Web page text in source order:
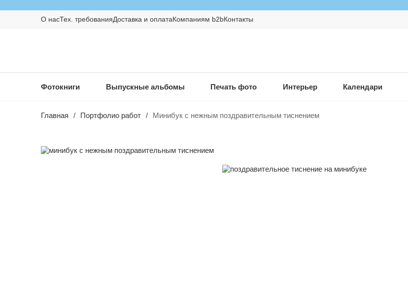
О насТех. требованияДоставка и оплатаКомпаниям b2bКонтакты
Фотокниги Выпускные альбомы Печать фото Интерьер Календари
Главная / Портфолио работ / Минибук с нежным поздравительным тиснением